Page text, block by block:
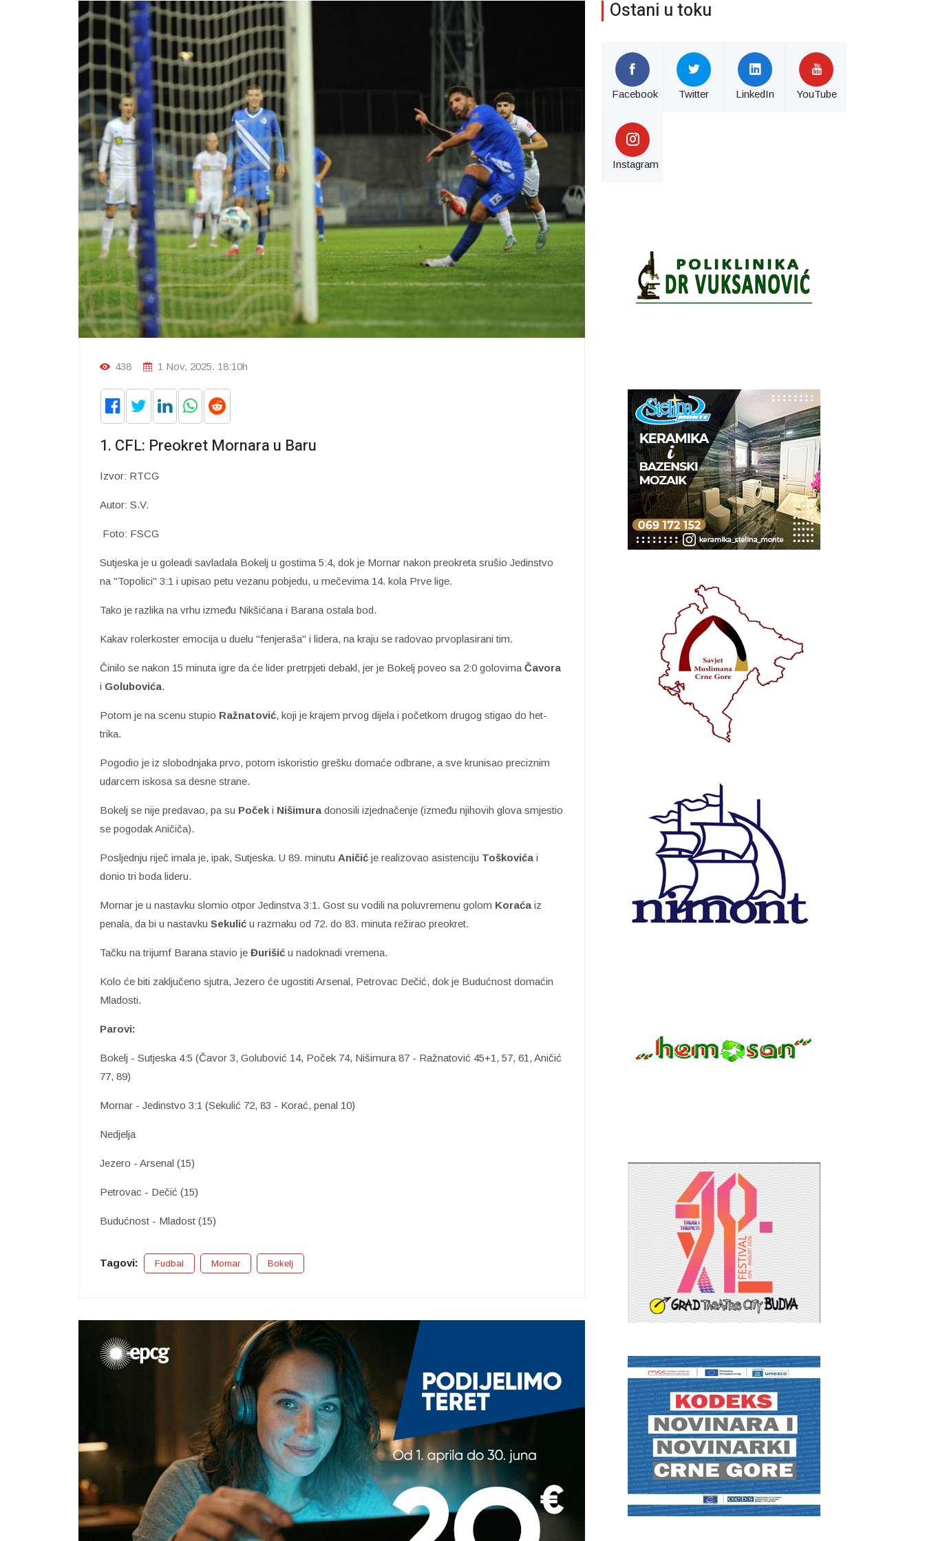
438 1 Nov, 2025. 18:10h
1. CFL: Preokret Mornara u Baru
Izvor: RTCG
Autor: S.V.
Foto: FSCG
Sutjeska je u goleadi savladala Bokelj u gostima 5:4, dok je Mornar nakon preokreta srušio Jedinstvo
na "Topolici" 3:1 i upisao petu vezanu pobjedu, u mečevima 14. kola Prve lige.
Tako je razlika na vrhu između Nikšićana i Barana ostala bod.
Kakav rolerkoster emocija u duelu "fenjeraša" i lidera, na kraju se radovao prvoplasirani tim.
Činilo se nakon 15 minuta igre da će lider pretrpjeti debakl, jer je Bokelj poveo sa 2:0 golovima Čavora
i Golubovića.
Potom je na scenu stupio Ražnatović, koji je krajem prvog dijela i početkom drugog stigao do het-
trika.
Pogodio je iz slobodnjaka prvo, potom iskoristio grešku domaće odbrane, a sve krunisao preciznim
udarcem iskosa sa desne strane.
Bokelj se nije predavao, pa su Poček i Nišimura donosili izjednačenje (između njihovih glova smjestio
se pogodak Aničiča).
Posljednju riječ imala je, ipak, Sutjeska. U 89. minutu Aničić je realizovao asistenciju Toškovića i
donio tri boda lideru.
Mornar je u nastavku slomio otpor Jedinstva 3:1. Gost su vodili na poluvremenu golom Koraća iz
penala, da bi u nastavku Sekulić u razmaku od 72. do 83. minuta režirao preokret.
Tačku na trijumf Barana stavio je Đurišić u nadoknadi vremena.
Kolo će biti zaključeno sjutra, Jezero će ugostiti Arsenal, Petrovac Dečić, dok je Budućnost domaćin
Mladosti.
Parovi:
Bokelj - Sutjeska 4:5 (Čavor 3, Golubović 14, Poček 74, Nišimura 87 - Ražnatović 45+1, 57, 61, Aničić
77, 89)
Mornar - Jedinstvo 3:1 (Sekulić 72, 83 - Korać, penal 10)
Nedjelja
Jezero - Arsenal (15)
Petrovac - Dečić (15)
Budućnost - Mladost (15)
Tagovi: Fudbal Mornar Bokelj
Ostani u toku
Facebook Twitter LinkedIn YouTube
Instagram